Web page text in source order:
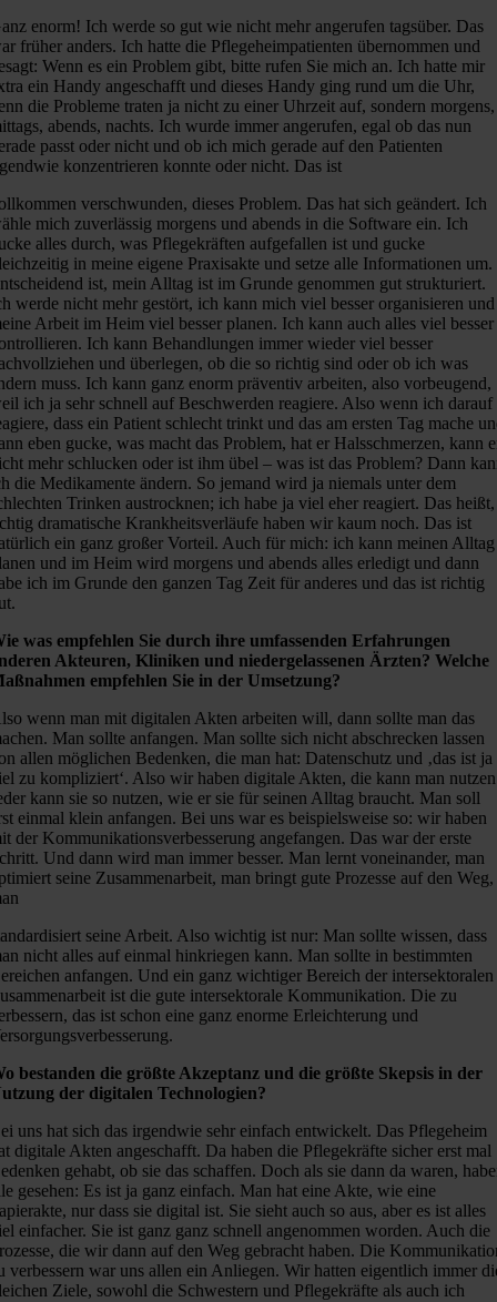
enorm! Ich werde so gut wie nicht mehr angerufen tagsüber. Das
früher anders. Ich hatte die Pflegeheimpatienten übernommen und
Wenn es ein Problem gibt, bitte rufen Sie mich an. Ich hatte mir
ein Handy angeschafft und dieses Handy ging rund um die Uhr,
die Probleme traten ja nicht zu einer Uhrzeit auf, sondern morgens,
abends, nachts. Ich wurde immer angerufen, egal ob das nun
passt oder nicht und ob ich mich gerade auf den Patienten
konzentrieren konnte oder nicht. Das ist
verschwunden, dieses Problem. Das hat sich geändert. Ich
mich zuverlässig morgens und abends in die Software ein. Ich
alles durch, was Pflegekräften aufgefallen ist und gucke
in meine eigene Praxisakte und setze alle Informationen um.
ist, mein Alltag ist im Grunde genommen gut strukturiert.
werde nicht mehr gestört, ich kann mich viel besser organisieren und
Arbeit im Heim viel besser planen. Ich kann auch alles viel besser
Ich kann Behandlungen immer wieder viel besser
und überlegen, ob die so richtig sind oder ob ich was
muss. Ich kann ganz enorm präventiv arbeiten, also vorbeugend,
ich ja sehr schnell auf Beschwerden reagiere. Also wenn ich darauf
dass ein Patient schlecht trinkt und das am ersten Tag mache
eben gucke, was macht das Problem, hat er Halsschmerzen, kann
mehr schlucken oder ist ihm übel – was ist das Problem? Dann
die Medikamente ändern. So jemand wird ja niemals unter dem
Trinken austrocknen; ich habe ja viel eher reagiert. Das heißt,
dramatische Krankheitsverläufe haben wir kaum noch. Das ist
ein ganz großer Vorteil. Auch für mich: ich kann meinen Alltag
und im Heim wird morgens und abends alles erledigt und dann
ich im Grunde den ganzen Tag Zeit für anderes und das ist richtig
was empfehlen Sie durch ihre umfassenden Erfahrungen
Akteuren, Kliniken und niedergelassenen Ärzten? Welche
empfehlen Sie in der Umsetzung?
wenn man mit digitalen Akten arbeiten will, dann sollte man das
Man sollte anfangen. Man sollte sich nicht abschrecken lassen
allen möglichen Bedenken, die man hat: Datenschutz und ‚das ist ja
zu kompliziert‘. Also wir haben digitale Akten, die kann man
kann sie so nutzen, wie er sie für seinen Alltag braucht. Man soll
einmal klein anfangen. Bei uns war es beispielsweise so: wir haben
der Kommunikationsverbesserung angefangen. Das war der erste
Und dann wird man immer besser. Man lernt voneinander, man
seine Zusammenarbeit, man bringt gute Prozesse auf den Weg,
seine Arbeit. Also wichtig ist nur: Man sollte wissen, dass
nicht alles auf einmal hinkriegen kann. Man sollte in bestimmten
anfangen. Und ein ganz wichtiger Bereich der intersektoralen
ist die gute intersektorale Kommunikation. Die zu
das ist schon eine ganz enorme Erleichterung und
bestanden die größte Akzeptanz und die größte Skepsis in der
der digitalen Technologien?
uns hat sich das irgendwie sehr einfach entwickelt. Das Pflegeheim
digitale Akten angeschafft. Da haben die Pflegekräfte sicher erst mal
gehabt, ob sie das schaffen. Doch als sie dann da waren,
gesehen: Es ist ja ganz einfach. Man hat eine Akte, wie eine
nur dass sie digital ist. Sie sieht auch so aus, aber es ist alles
einfacher. Sie ist ganz ganz schnell angenommen worden. Auch die
die wir dann auf den Weg gebracht haben. Die
verbessern war uns allen ein Anliegen. Wir hatten eigentlich immer
Ziele, sowohl die Schwestern und Pflegekräfte als auch ich